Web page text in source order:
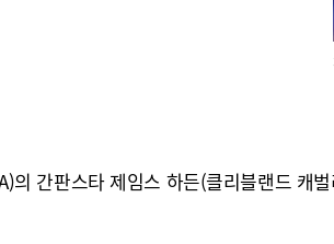
의 간판스타 제임스 하든(클리블랜드 캐